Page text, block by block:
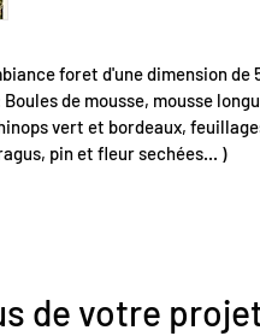
foret d'une dimension de
de mousse, mousse
vert et bordeaux,
pin et fleur sechées... )
de votre